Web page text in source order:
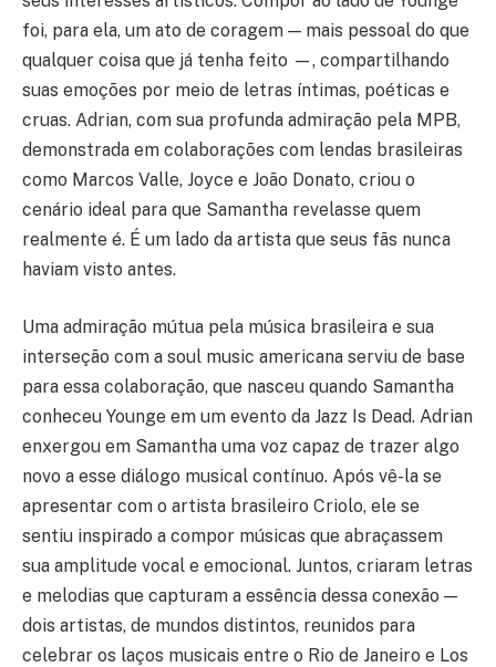
foi, para ela, um ato de coragem — mais pessoal do que
qualquer coisa que já tenha feito —, compartilhando
suas emoções por meio de letras íntimas, poéticas e
cruas. Adrian, com sua profunda admiração pela MPB,
demonstrada em colaborações com lendas brasileiras
como Marcos Valle, Joyce e João Donato, criou o
cenário ideal para que Samantha revelasse quem
realmente é. É um lado da artista que seus fãs nunca
haviam visto antes.
Uma admiração mútua pela música brasileira e sua
interseção com a soul music americana serviu de base
para essa colaboração, que nasceu quando Samantha
conheceu Younge em um evento da Jazz Is Dead. Adrian
enxergou em Samantha uma voz capaz de trazer algo
novo a esse diálogo musical contínuo. Após vê-la se
apresentar com o artista brasileiro Criolo, ele se
sentiu inspirado a compor músicas que abraçassem
sua amplitude vocal e emocional. Juntos, criaram letras
e melodias que capturam a essência dessa conexão —
dois artistas, de mundos distintos, reunidos para
celebrar os laços musicais entre o Rio de Janeiro e Los